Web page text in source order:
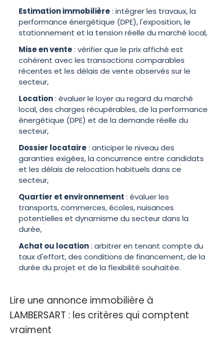
Estimation immobilière: intégrer les travaux, la
performance énergétique (DPE), l'exposition, le
stationnement et la tension réelle du marché local,
Mise en vente: vérifier que le prix affiché est
cohérent avec les transactions comparables
récentes et les délais de vente observés sur le
secteur,
Location: évaluer le loyer au regard du marché
local, des charges récupérables, de la performance
énergétique (DPE) et de la demande réelle du
secteur,
Dossier locataire: anticiper le niveau des
garanties exigées, la concurrence entre candidats
et les délais de relocation habituels dans ce
secteur,
Quartier et environnement : évaluer les
transports, commerces, écoles, nuisances
potentielles et dynamisme du secteur dans la
durée,
Achat ou location: arbitrer en tenant compte du
taux d'effort, des conditions de financement, de la
durée du projet et de la flexibilité souhaitée.
Lire une annonce immobilière à
LAMBERSART : les critères qui comptent
vraiment